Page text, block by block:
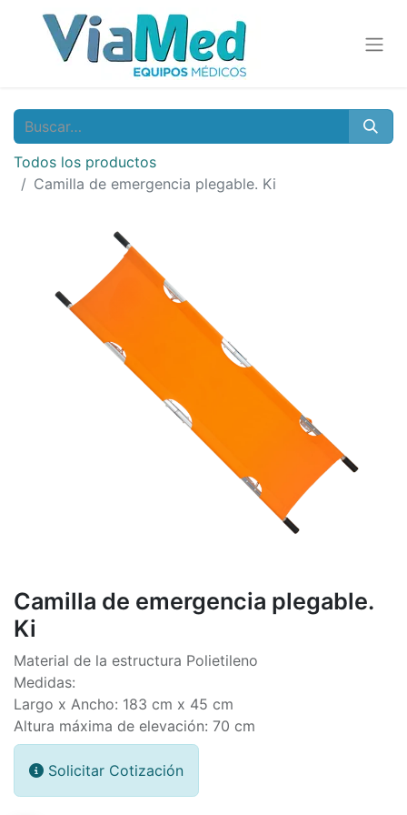
Todos los productos
Camilla de emergencia plegable. Ki
Camilla de emergencia plegable.
Ki
Material de la estructura Polietileno
Medidas:
Largo x Ancho: 183 cm x 45 cm
Altura máxima de elevación: 70 cm
Solicitar Cotización